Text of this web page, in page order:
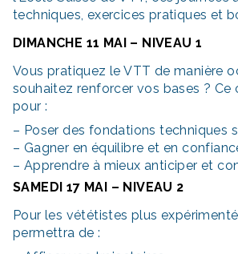
techniques, exercices pratiques et
DIMANCHE 11 MAI – NIVEAU 1
Vous pratiquez le VTT de manière
souhaitez renforcer vos bases ? Ce
pour :
– Poser des fondations techniques
– Gagner en équilibre et en
– Apprendre à mieux anticiper et
SAMEDI 17 MAI – NIVEAU 2
Pour les vététistes plus
permettra de :